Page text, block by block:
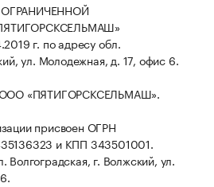
г. по адресу обл.
ул. Молодежная, д. 17, офис 6.
ООО «ПЯТИГОРСКСЕЛЬМАШ».
присвоен ОГРН
и КПП 343501001.
г. Волжский, ул.